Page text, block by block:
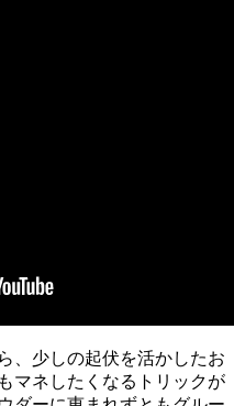
、少しの起伏を活かしたお
マネしたくなるトリックが